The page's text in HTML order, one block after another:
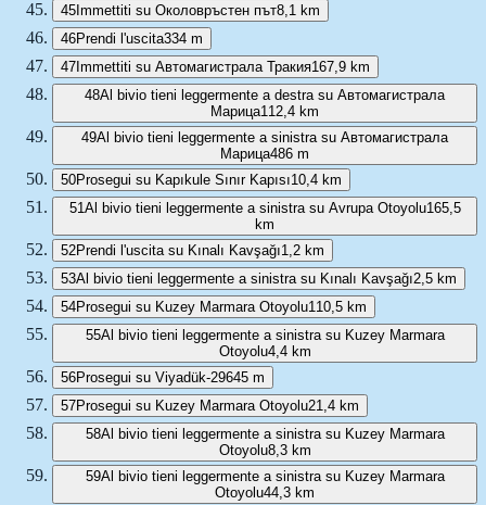
45Immettiti su Околовръстен път8,1 km
46Prendi l'uscita334 m
47Immettiti su Автомагистрала Тракия167,9 km
48Al bivio tieni leggermente a destra su Автомагистрала
Марица112,4 km
49Al bivio tieni leggermente a sinistra su Автомагистрала
Марица486 m
50Prosegui su Kapıkule Sınır Kapısı10,4 km
51Al bivio tieni leggermente a sinistra su Avrupa Otoyolu165,5
km
52Prendi l'uscita su Kınalı Kavşağı1,2 km
53Al bivio tieni leggermente a sinistra su Kınalı Kavşağı2,5 km
54Prosegui su Kuzey Marmara Otoyolu110,5 km
55Al bivio tieni leggermente a sinistra su Kuzey Marmara
Otoyolu4,4 km
56Prosegui su Viyadük-29645 m
57Prosegui su Kuzey Marmara Otoyolu21,4 km
58Al bivio tieni leggermente a sinistra su Kuzey Marmara
Otoyolu8,3 km
59Al bivio tieni leggermente a sinistra su Kuzey Marmara
Otoyolu44,3 km